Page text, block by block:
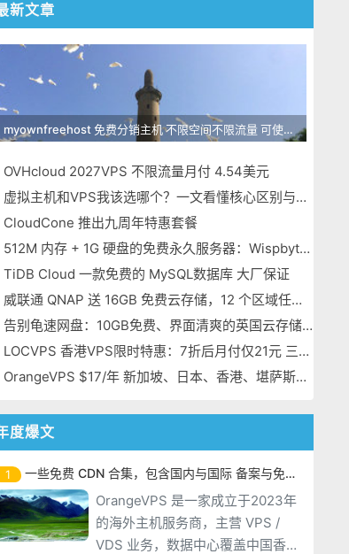
新文章
myownfreehost 免费分销主机 不限空间不限流量 可使用免费域名申请
OVHcloud 2027VPS 不限流量月付 4.54美元
虚拟主机和VPS我该选哪个？一文看懂核心区别与选择指南
CloudCone 推出九周年特惠套餐
512M 内存 + 1G 硬盘的免费永久服务器：Wispbyte 上手
TiDB Cloud 一款免费的 MySQL数据库 大厂保证
威联通 QNAP 送 16GB 免费云存储，12 个区域任选，邮箱注册即可
告别龟速网盘：10GB免费、界面清爽的英国云存储Icedrive体验
LOCVPS 香港VPS限时特惠：7折后月付仅21元 三网优化BGP线路 可选原生IP
OrangeVPS $17/年 新加坡、日本、香港、堪萨斯机房
度爆文
1 一些免费 CDN 合集，包含国内与国际 备案与免备案
OrangeVPS 是一家成立于2023年
的海外主机服务商，主营 VPS /
VDS 业务，数据中心覆盖中国香